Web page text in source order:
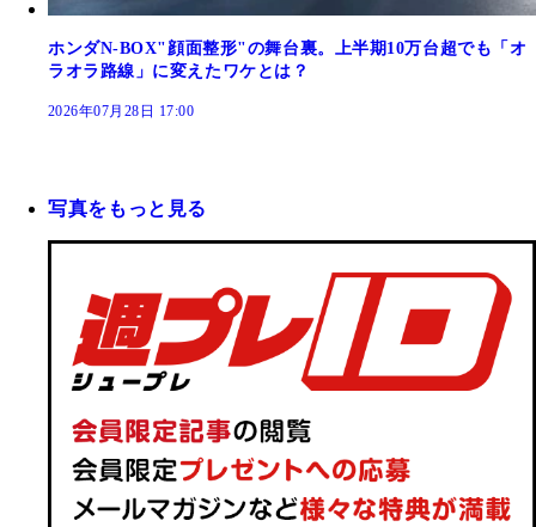
ホンダN-BOX"顔面整形"の舞台裏。上半期10万台超でも「オ
ラオラ路線」に変えたワケとは？
2026年07月28日 17:00
写真をもっと見る